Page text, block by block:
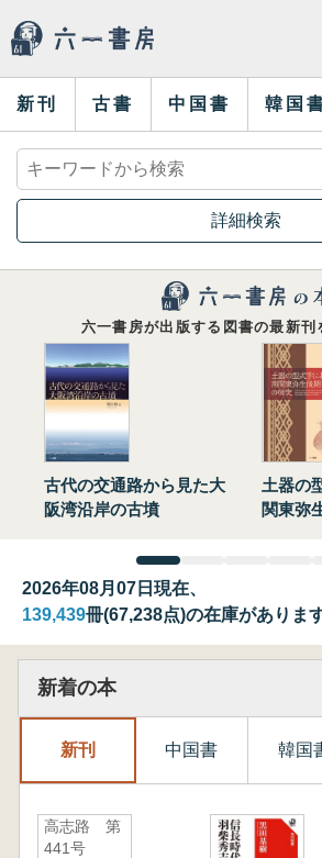
新刊 古書 中国書 韓国
詳細検索
六一書房が出版する図書の最新刊
古代の交通路から見た大
阪湾沿岸の古墳
土器の
関東弥
2026年08月07日現在、
139,439冊(67,238点)の在庫がありま
新着の本
新刊 中国書 韓国
高志路 第
441号